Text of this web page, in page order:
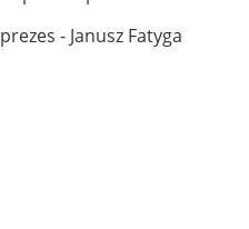
prezes - Janusz Fatyga